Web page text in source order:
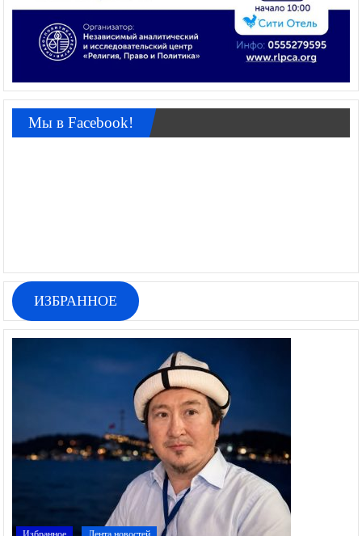
Мы в Facebook!
ИЗБРАННОЕ